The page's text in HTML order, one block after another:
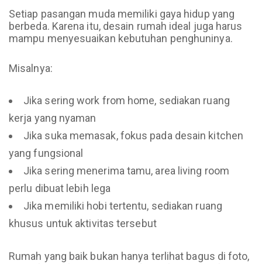
Setiap pasangan muda memiliki gaya hidup yang
berbeda. Karena itu, desain rumah ideal juga harus
mampu menyesuaikan kebutuhan penghuninya.
Misalnya:
Jika sering work from home, sediakan ruang
kerja yang nyaman
Jika suka memasak, fokus pada desain kitchen
yang fungsional
Jika sering menerima tamu, area living room
perlu dibuat lebih lega
Jika memiliki hobi tertentu, sediakan ruang
khusus untuk aktivitas tersebut
Rumah yang baik bukan hanya terlihat bagus di foto,